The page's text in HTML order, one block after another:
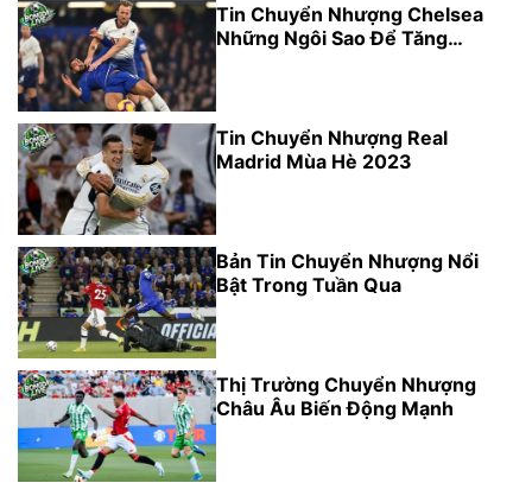
Tin Chuyển Nhượng Chelsea
Những Ngôi Sao Để Tăng
Tin Chuyển Nhượng Real
Madrid Mùa Hè 2023
Bản Tin Chuyển Nhượng Nổi
Bật Trong Tuần Qua
Thị Trường Chuyển Nhượng
Châu Âu Biến Động Mạnh